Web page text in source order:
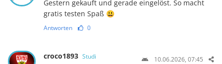
Gestern gekauft und gerade eingelöst. So macht
gratis testen Spaß 😃
Antworten 0
croco1893 Studi 10.06.2026, 07:45